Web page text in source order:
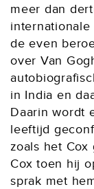
meer dan
de even
over Van
in India en
Daarin wordt
leeftijd
zoals het
Cox toen hij
sprak met